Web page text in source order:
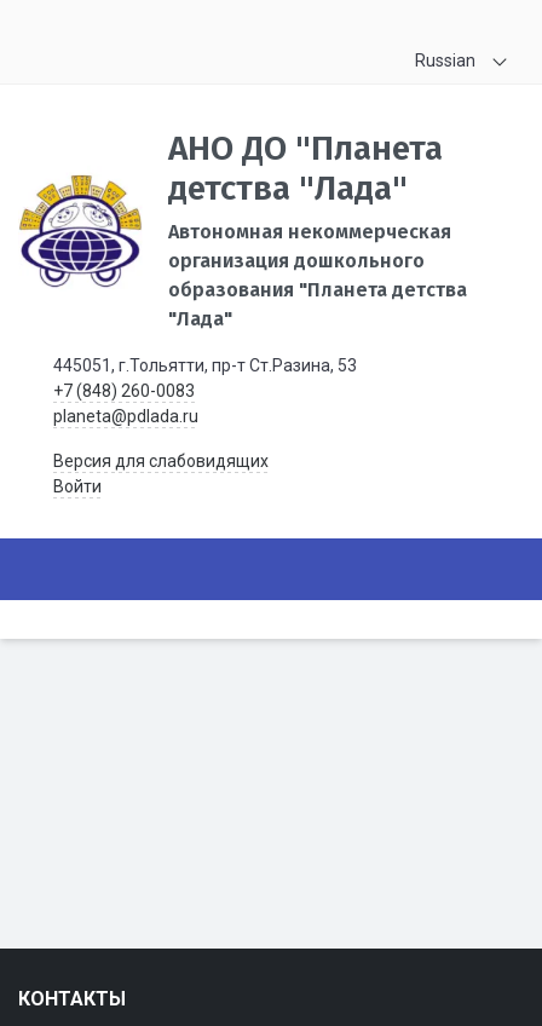
Russian
АНО ДО "Планета
детства "Лада"
Автономная некоммерческая
организация дошкольного
образования "Планета детства
"Лада"
445051, г.Тольятти, пр-т Ст.Разина, 53
+7 (848) 260-0083
planeta@pdlada.ru
Версия для слабовидящих
Войти
КОНТАКТЫ